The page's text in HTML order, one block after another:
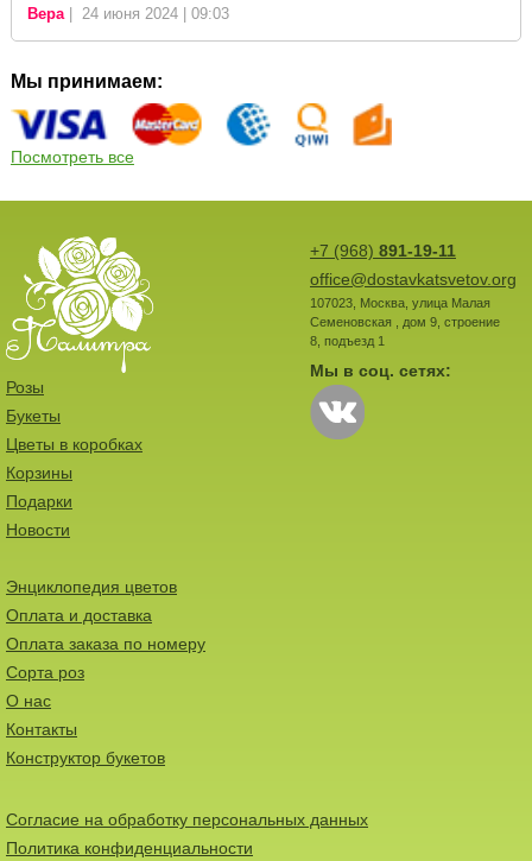
Вера| 24 июня 2024 | 09:03
Мы принимаем:
Посмотреть все
+7 (968) 891-19-11
office@dostavkatsvetov.org
107023, Москва, улица Малая
Семеновская , дом 9, строение
8, подъезд 1
Мы в соц. сетях:
Розы
Букеты
Цветы в коробках
Корзины
Подарки
Новости
Энциклопедия цветов
Оплата и доставка
Оплата заказа по номеру
Сорта роз
О нас
Контакты
Конструктор букетов
Согласие на обработку персональных данных
Политика конфиденциальности